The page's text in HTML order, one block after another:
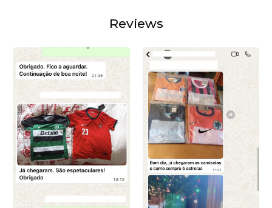
Reviews